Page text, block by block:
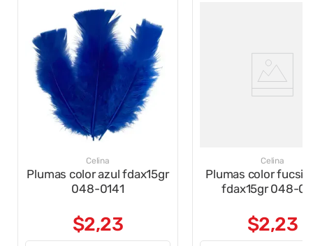
Celina
Plumas color azul fdax15gr
048-0141
$2,23
Celina
Plumas color fucsia
fdax15gr 048-
$2,23